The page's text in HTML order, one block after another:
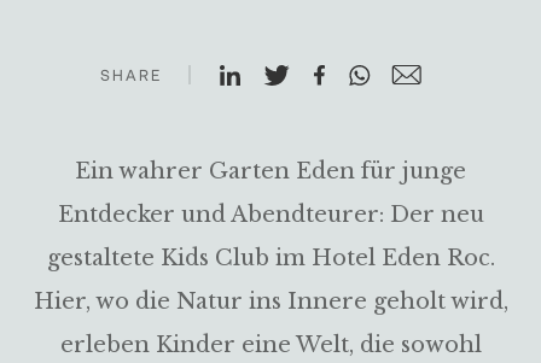
SHARE
Ein wahrer Garten Eden für junge
Entdecker und Abendteurer: Der neu
gestaltete Kids Club im Hotel Eden Roc.
Hier, wo die Natur ins Innere geholt wird,
erleben Kinder eine Welt, die sowohl